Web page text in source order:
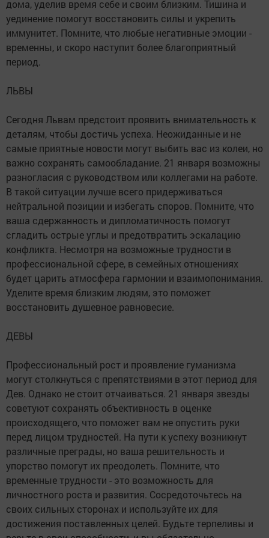
дома, уделив время себе и своим близким. Тишина и
уединение помогут восстановить силы и укрепить
иммунитет. Помните, что любые негативные эмоции -
временны, и скоро наступит более благоприятный
период.
ЛЬВЫ
Сегодня Львам предстоит проявить внимательность к
деталям, чтобы достичь успеха. Неожиданные и не
самые приятные новости могут выбить вас из колеи, но
важно сохранять самообладание. 21 января возможны
разногласия с руководством или коллегами на работе.
В такой ситуации лучше всего придерживаться
нейтральной позиции и избегать споров. Помните, что
ваша сдержанность и дипломатичность помогут
сгладить острые углы и предотвратить эскалацию
конфликта. Несмотря на возможные трудности в
профессиональной сфере, в семейных отношениях
будет царить атмосфера гармонии и взаимопонимания.
Уделите время близким людям, это поможет
восстановить душевное равновесие.
ДЕВЫ
Профессиональный рост и проявление гуманизма
могут столкнуться с препятствиями в этот период для
Дев. Однако не стоит отчаиваться. 21 января звезды
советуют сохранять объективность в оценке
происходящего, что поможет вам не опустить руки
перед лицом трудностей. На пути к успеху возникнут
различные преграды, но ваша решительность и
упорство помогут их преодолеть. Помните, что
временные трудности - это возможность для
личностного роста и развития. Сосредоточьтесь на
своих сильных сторонах и используйте их для
достижения поставленных целей. Будьте терпеливы и